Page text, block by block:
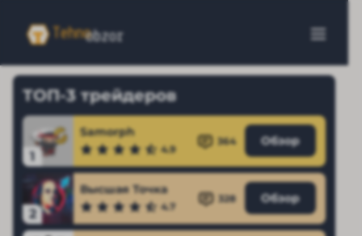
ТОП-3 трейдеров
1
Samorph
4.9
364 Обзор
2
Высшая Точка
4.7
328 Обзор